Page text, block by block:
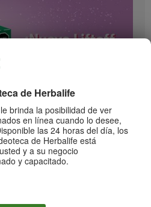
de Herbalife
brinda la posibilidad de ver
en línea cuando lo desee,
las 24 horas del día, los
de Herbalife está
y a su negocio
y capacitado.
Liftoff sabor Moras
bebida efervescente que le dará impulso a